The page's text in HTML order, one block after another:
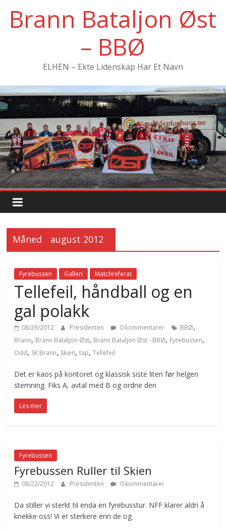
innholdet
Brann Bataljon Øst
– BBØ
ELHEN – Ekte Lidenskap Har Et Navn
Måned august 2012
Fyrebussen Galleri Matchreferat
Tellefeil, håndball og en
gal polakk
08/26/2012 Presidenten 0 kommentarer BBØ,
Brann, Brann Bataljon Øst, Brann Bataljon Øst - BBØ, Fyrebussen,
Odd, SK Brann, Skien,tap,Tellefeil
Det er kaos på kontoret og klassisk siste liten før helgen
stemning. Fiks A, avtal med B og ordne den
Les mer
Fyrebussen
Fyrebussen Ruller til Skien
08/22/2012 Presidenten 0 kommentarer
Da stiller vi sterkt til enda en fyrebusstur. NFF klarer aldri å
knekke oss! Vi er sterkere enn de og